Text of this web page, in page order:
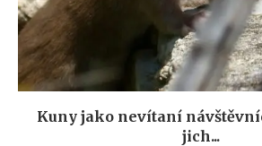
Kuny jako nevítaní
jich...